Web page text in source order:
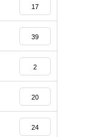
17
39
2
20
24